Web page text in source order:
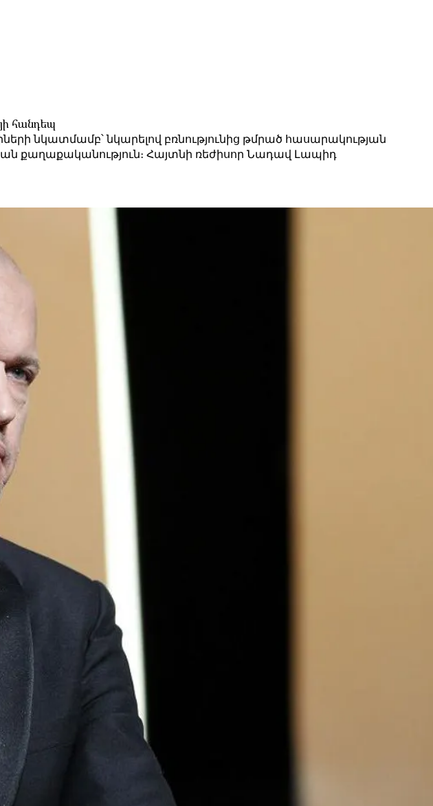
հանդեպ
նկատմամբ՝ նկարելով բռնությունից թմրած հասարակության
քաղաքականություն։ Հայտնի ռեժիսոր Նադավ Լապիդ